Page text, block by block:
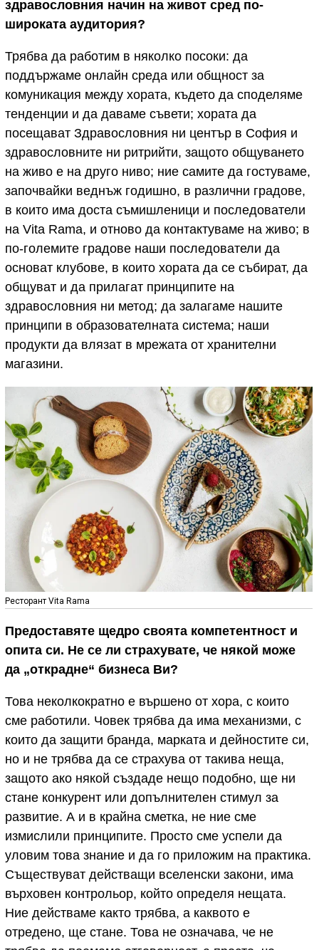
здравословния начин на живот сред по-
широката аудитория?
Трябва да работим в няколко посоки: да
поддържаме онлайн среда или общност за
комуникация между хората, където да споделяме
тенденции и да даваме съвети; хората да
посещават Здравословния ни център в София и
здравословните ни ритрийти, защото общуването
на живо е на друго ниво; ние самите да гостуваме,
започвайки веднъж годишно, в различни градове,
в които има доста съмишленици и последователи
на Vita Rama, и отново да контактуваме на живо; в
по-големите градове наши последователи да
основат клубове, в които хората да се събират, да
общуват и да прилагат принципите на
здравословния ни метод; да залагаме нашите
принципи в образователната система; наши
продукти да влязат в мрежата от хранителни
магазини.
Ресторант Vita Rama
Предоставяте щедро своята компетентност и
опита си. Не се ли страхувате, че някой може
да „открадне“ бизнеса Ви?
Това неколкократно е вършено от хора, с които
сме работили. Човек трябва да има механизми, с
които да защити бранда, марката и дейностите си,
но и не трябва да се страхува от такива неща,
защото ако някой създаде нещо подобно, ще ни
стане конкурент или допълнителен стимул за
развитие. А и в крайна сметка, не ние сме
измислили принципите. Просто сме успели да
уловим това знание и да го приложим на практика.
Съществуват действащи вселенски закони, има
върховен контрольор, който определя нещата.
Ние действаме както трябва, а каквото е
отредено, ще стане. Това не означава, че не